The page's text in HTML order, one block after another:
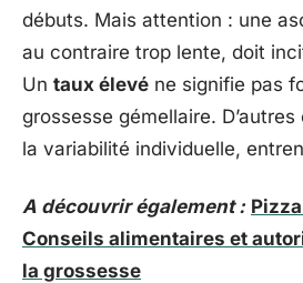
débuts. Mais attention : une
au contraire trop lente, doit
Un taux élevé ne signifie pas
grossesse gémellaire.
la variabilité individuelle,
A découvrir également :
Conseils alimentaires et
la grossesse